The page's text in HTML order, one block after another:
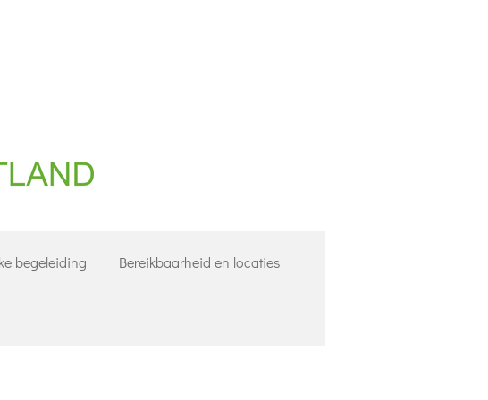
begeleiding Bereikbaarheid en locaties